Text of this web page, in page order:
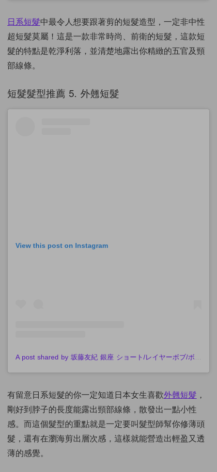
日系短髮中最令人想要跟著剪的短髮造型，一定非中性
超短髮莫屬！這是一款非常時尚、前衛的短髮，這款短
髮的特點是乾淨利落，並清楚地露出你精緻的五官及頸
部線條。
短髮髮型推薦 5. 外翹短髮
View this post on Instagram
有留意日系短髮的你一定知道日本女生喜歡外翹短髮 ，
剛好到脖子的長度能露出頸部線條，散發出一點小性
感。而這個髮型的重點就是一定要叫髮型師幫你修薄頭
髮，還有在瀏海剪出層次感，這樣就能營造出輕盈又透
薄的感覺。